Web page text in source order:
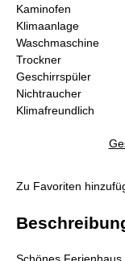
Kaminofen
Klimaanlage
Waschmaschine
Trockner
Geschirrspüler
Nichtraucher
Klimafreundlich
Zu Favoriten